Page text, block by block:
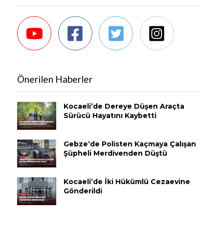
Önerilen Haberler
Kocaeli’de Dereye Düşen Araçta
Sürücü Hayatını Kaybetti
Gebze’de Polisten Kaçmaya Çalışan
Şüpheli Merdivenden Düştü
Kocaeli’de İki Hükümlü Cezaevine
Gönderildi